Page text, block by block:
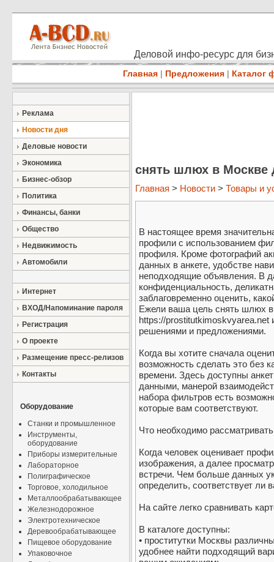
Деловой инфо-ресурс для
Главная | Предложения | Каталог
Реклама
Новости дня
Деловые новости
Экономика
Бизнес-обзор
Политика
Финансы, банки
Общество
Недвижимость
Автомобили
Интернет
ВХОД/Напоминание пароля
Регистрация
О проекте
Размещение пресс-релизов
Контакты
Оборудование
Станки и промышленное
Инструменты,
оборудование
Приборы измерительные
Лабораторное
Полиграфическое
Торговое, холодильное
Металлообрабатывающее
Железнодорожное
Электротехническое
Деревообрабатывающее
Пищевое оборудование
Упаковочное
снять шлюх в Москве
Главная > Новости > Товары и
В настоящее время
профили с использованием
профиля. Кроме фотографий
данных в анкете, удобстве
неподходящие объявления. В
конфиденциальность,
заблаговременно оценить,
Ежели ваша цель снять шлюх
https://prostitutkimoskvyarea.net
решениями и предложениями.
Когда вы хотите сначала
возможность сделать это без
времени. Здесь доступны
данными, манерой
набора фильтров есть
которые вам соответствуют.
Что необходимо
Когда человек оценивает
изображения, а далее
встречи. Чем больше данных
определить, соответствует ли
На сайте легко сравнивать
В каталоге доступны:
• проститутки Москвы
удобнее найти подходящий